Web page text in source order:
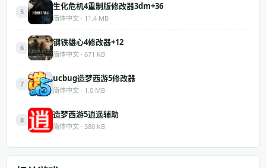
5
生化危机4重制版修改器3dm+36
简体中文 · 11.4 MB
6
钢铁雄心4修改器+12
简体中文 · 671 KB
7
ucbug造梦西游5修改器
简体中文 · 1.0 MB
8
造梦西游5逍遥辅助
简体中文 · 380 KB